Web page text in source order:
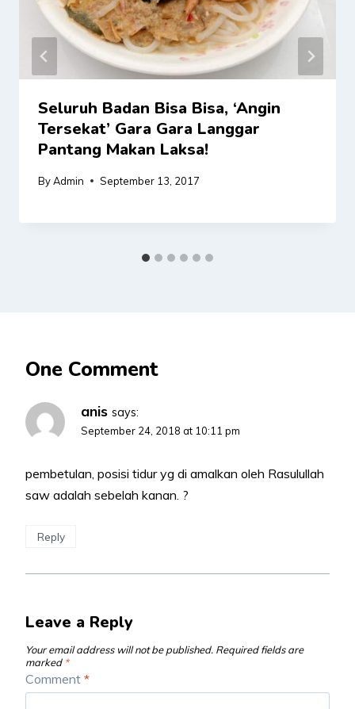
Seluruh Badan Bisa Bisa, ‘Angin
Tersekat’ Gara Gara Langgar
Pantang Makan Laksa!
ByAdmin September 13, 2017
One Comment
anis says:
September 24, 2018 at 10:11 pm
pembetulan, posisi tidur yg di amalkan oleh Rasulullah
saw adalah sebelah kanan. ?
Reply
Leave a Reply
Your email address will not be published. Required fields are
marked *
Comment *